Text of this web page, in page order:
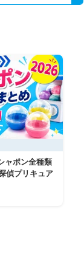
ャポン全種類
偵プリキュア